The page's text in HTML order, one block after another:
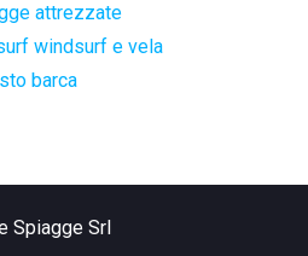
attrezzate
windsurf e vela
barca
Spiagge Srl